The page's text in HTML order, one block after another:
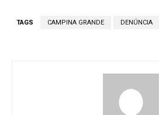
TAGS CAMPINA GRANDE DENÚNCIA